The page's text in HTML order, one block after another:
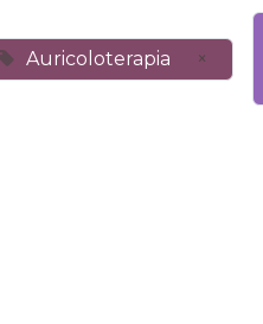
Auricoloterapia
×